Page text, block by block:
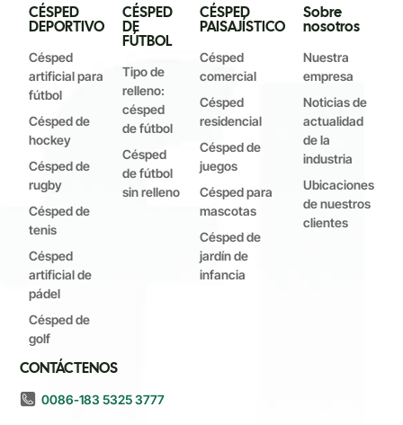
CÉSPED
DEPORTIVO
Césped
artificial para
fútbol
Césped de
hockey
Césped de
rugby
Césped de
tenis
Césped
artificial de
pádel
Césped de
golf
CÉSPED
DE
FÚTBOL
Tipo de
relleno:
césped
de fútbol
Césped
de fútbol
sin relleno
CÉSPED
PAISAJÍSTICO
Césped
comercial
Césped
residencial
Césped de
juegos
Césped para
mascotas
Césped de
jardín de
infancia
Sobre
nosotros
Nuestra
empresa
Noticias de
actualidad
de la
industria
Ubicaciones
de nuestros
clientes
CONTÁCTENOS
0086-183 5325 3777